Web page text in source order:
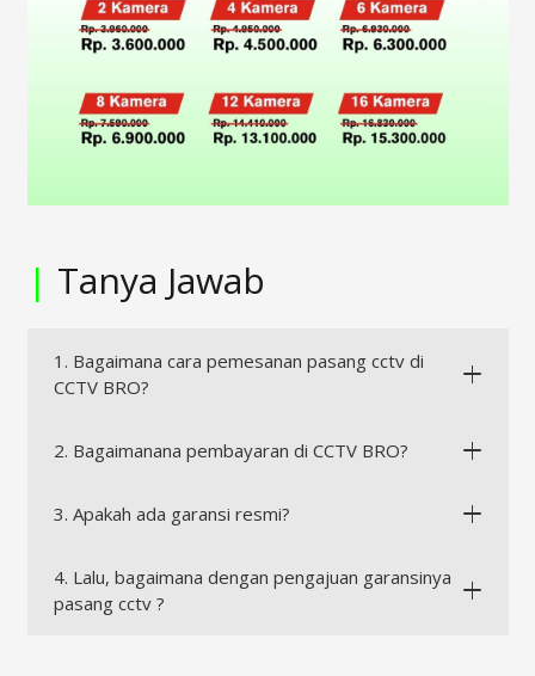
| Tanya Jawab
1. Bagaimana cara pemesanan pasang cctv di
CCTV BRO?
2. Bagaimanana pembayaran di CCTV BRO?
3. Apakah ada garansi resmi?
4. Lalu, bagaimana dengan pengajuan garansinya
pasang cctv ?